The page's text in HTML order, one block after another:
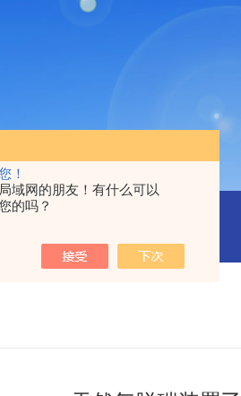
！
域网的朋友！有什么可以
的吗？